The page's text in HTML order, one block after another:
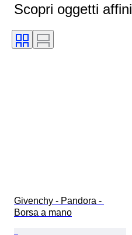
Scopri oggetti affini
Givenchy - Pandora -
Borsa a mano